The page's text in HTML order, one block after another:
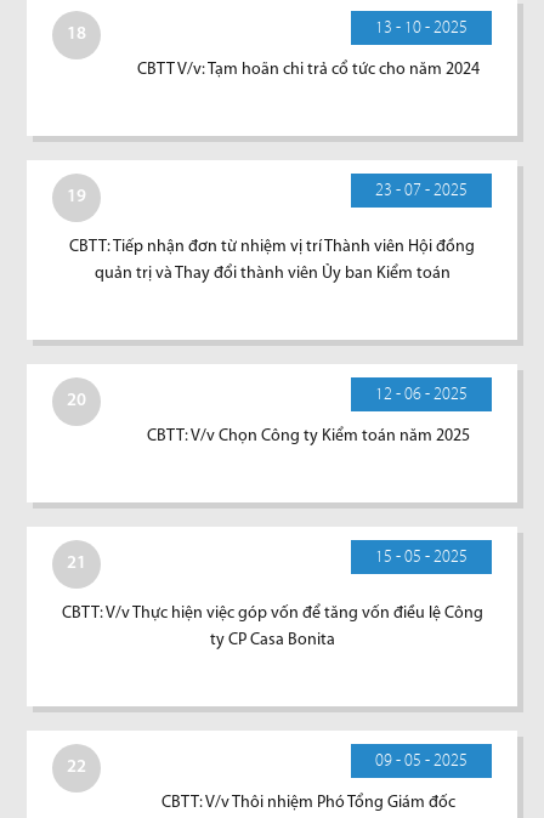
18 13 - 10 - 2025
CBTT V/v: Tạm hoãn chi trả cổ tức cho năm 2024
19 23 - 07 - 2025
CBTT: Tiếp nhận đơn từ nhiệm vị trí Thành viên Hội đồng
quản trị và Thay đổi thành viên Ủy ban Kiểm toán
20 12 - 06 - 2025
CBTT: V/v Chọn Công ty Kiểm toán năm 2025
21 15 - 05 - 2025
CBTT: V/v Thực hiện việc góp vốn để tăng vốn điều lệ Công
ty CP Casa Bonita
22 09 - 05 - 2025
CBTT: V/v Thôi nhiệm Phó Tổng Giám đốc